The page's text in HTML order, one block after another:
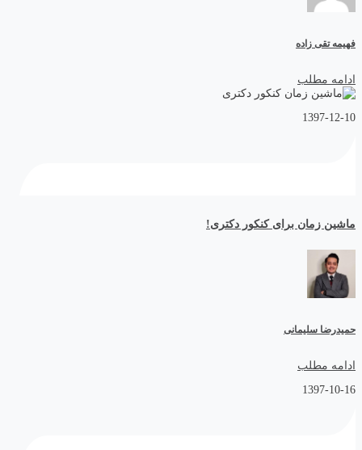
فهیمه تقی زاده
ادامه مطلب
1397-12-10
ماشین زمان برای کنکور دکتری!
حمیدرضا سلیمانی
ادامه مطلب
1397-10-16